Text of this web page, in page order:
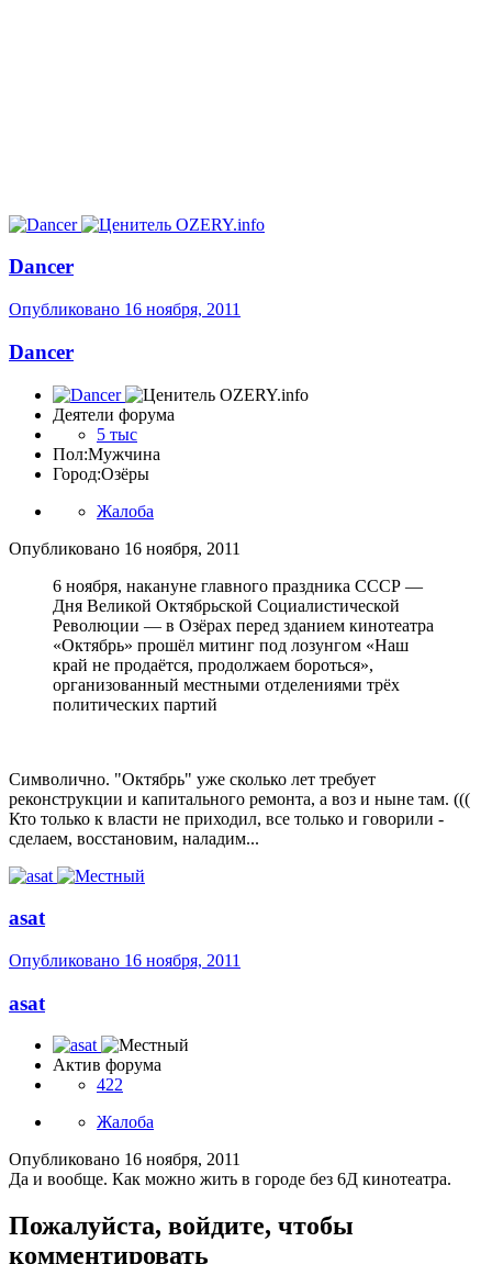
Dancer
Опубликовано 16 ноября, 2011
Dancer
Деятели форума
5 тыс
Пол:Мужчина
Город:Озёры
Жалоба
Опубликовано 16 ноября, 2011
6 ноября, накануне главного праздника СССР —
Дня Великой Октябрьской Социалистической
Революции — в Озёрах перед зданием кинотеатра
«Октябрь» прошёл митинг под лозунгом «Наш
край не продаётся, продолжаем бороться»,
организованный местными отделениями трёх
политических партий
Символично. "Октябрь" уже сколько лет требует
реконструкции и капитального ремонта, а воз и ныне там. (((
Кто только к власти не приходил, все только и говорили -
сделаем, восстановим, наладим...
asat
Опубликовано 16 ноября, 2011
asat
Актив форума
422
Жалоба
Опубликовано 16 ноября, 2011
Да и вообще. Как можно жить в городе без 6Д кинотеатра.
Пожалуйста, войдите, чтобы
комментировать